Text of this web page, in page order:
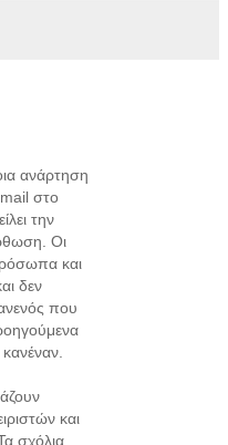
ανάρτηση
mail στο
την
Οι
και
δεν
που
και
σχόλια